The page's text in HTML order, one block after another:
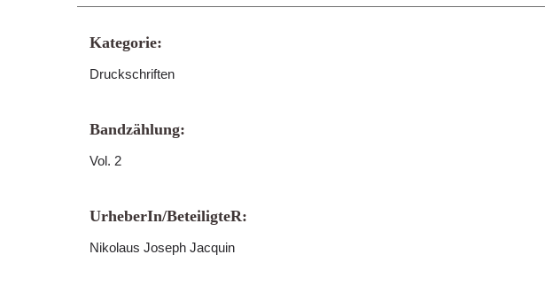
Kategorie:
Druckschriften
Bandzählung:
Vol. 2
UrheberIn/BeteiligteR:
Nikolaus Joseph Jacquin